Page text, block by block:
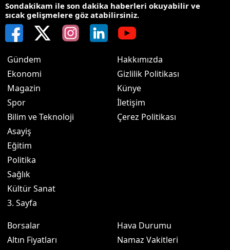
Sondakikam ile son dakika haberleri okuyabilir ve
sıcak gelişmelere göz atabilirsiniz.
Gündem
Ekonomi
Magazin
Spor
Bilim ve Teknoloji
Asayiş
Eğitim
Politika
Sağlık
Kültür Sanat
3. Sayfa
Hakkımızda
Gizlilik Politikası
Künye
İletişim
Çerez Politikası
Borsalar
Altın Fiyatları
Hava Durumu
Namaz Vakitleri